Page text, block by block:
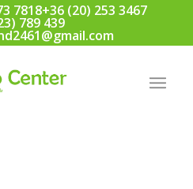
7818+36 (20) 253 3467
789 439